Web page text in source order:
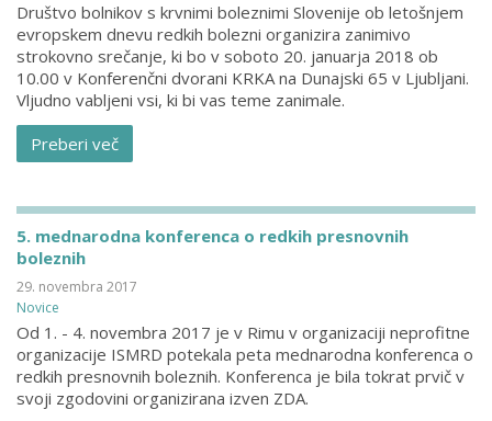
Društvo bolnikov s krvnimi boleznimi Slovenije ob letošnjem
evropskem dnevu redkih bolezni organizira zanimivo
strokovno srečanje, ki bo v soboto 20. januarja 2018 ob
10.00 v Konferenčni dvorani KRKA na Dunajski 65 v Ljubljani.
Vljudno vabljeni vsi, ki bi vas teme zanimale.
Preberi več
5. mednarodna konferenca o redkih presnovnih
boleznih
29. novembra 2017
Novice
Od 1. - 4. novembra 2017 je v Rimu v organizaciji neprofitne
organizacije ISMRD potekala peta mednarodna konferenca o
redkih presnovnih boleznih. Konferenca je bila tokrat prvič v
svoji zgodovini organizirana izven ZDA.